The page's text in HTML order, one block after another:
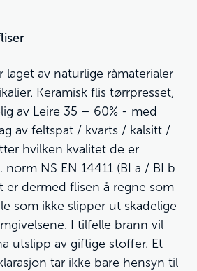
laget av naturlige råmaterialer
Keramisk flis tørrpresset,
av Leire 35 – 60% - med
av feltspat / kvarts / kalsitt /
hvilken kvalitet de er
NS EN 14411 (BI a / BI b
er dermed flisen å regne som
som ikke slipper ut skadelige
I tilfelle brann vil
utslipp av giftige stoffer. Et
tar ikke bare hensyn til